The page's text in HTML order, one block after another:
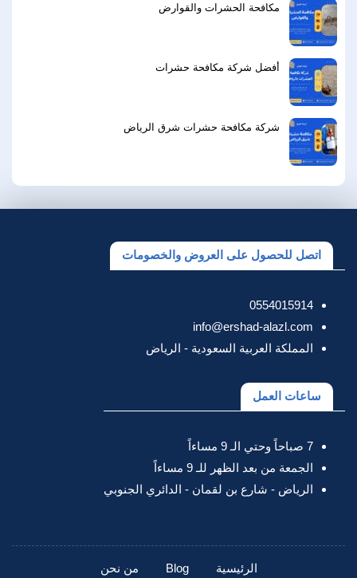
مكافحة الحشرات والقوارض
أفضل شركة مكافحة حشرات
شركة مكافحة حشرات شرق الرياض
اتصل للحصول على العروض والخصومات
0554015914
info@ershad-alazl.com
المملكة العربية السعودية - الرياض
ساعات العمل
7 صباحاً وحتي الـ 9 مساءاً
الجمعة من بعد الظهر للـ 9 مساءاً
الرياض - شارع بن لقمان - الدائري الجنوبي
الرئيسية Blog من نحن